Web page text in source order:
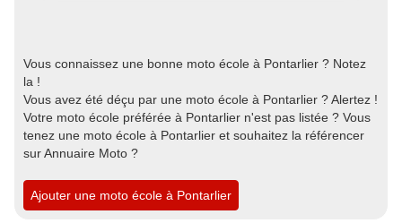
Vous connaissez une bonne moto école à Pontarlier ? Notez
la !
Vous avez été déçu par une moto école à Pontarlier ? Alertez !
Votre moto école préférée à Pontarlier n'est pas listée ? Vous
tenez une moto école à Pontarlier et souhaitez la référencer
sur Annuaire Moto ?
Ajouter une moto école à Pontarlier